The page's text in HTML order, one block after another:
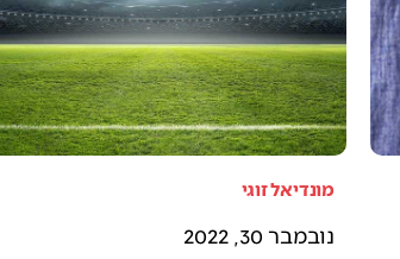
מונדיאל זוגי
נובמבר 30, 2022